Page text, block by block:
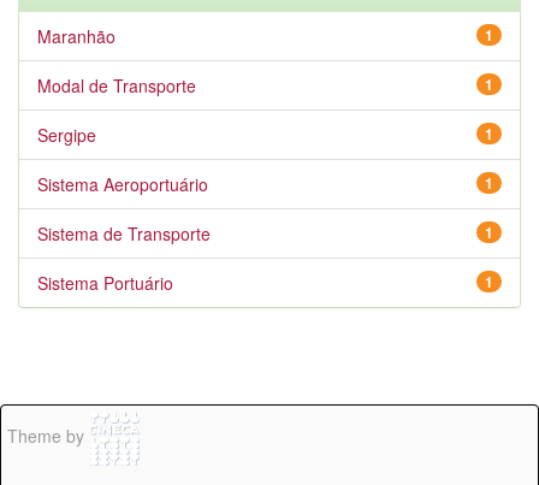
1
Maranhão
1
Modal de Transporte
1
Sergipe
1
Sistema Aeroportuário
1
Sistema de Transporte
1
Sistema Portuário
Theme by